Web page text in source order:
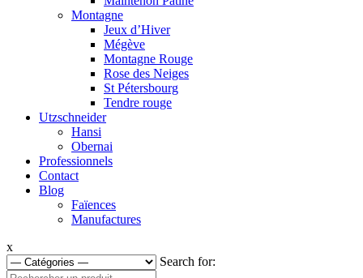
Montagne
Jeux d’Hiver
Mégève
Montagne Rouge
Rose des Neiges
St Pétersbourg
Tendre rouge
Utzschneider
Hansi
Obernai
Professionnels
Contact
Blog
Faïences
Manufactures
x
Search for: